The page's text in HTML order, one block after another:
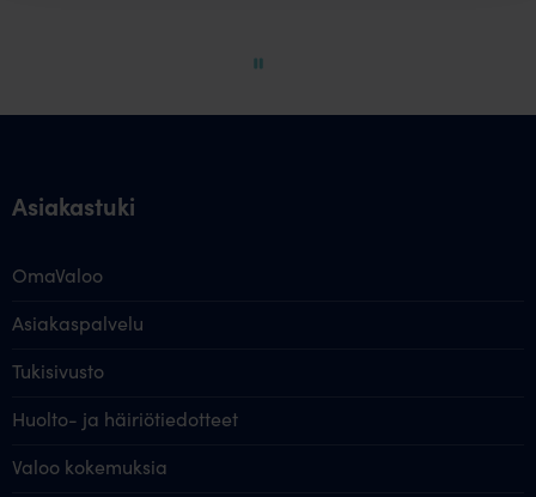
Asiakastuki
OmaValoo
Asiakaspalvelu
Tukisivusto
Huolto- ja häiriötiedotteet
Valoo kokemuksia